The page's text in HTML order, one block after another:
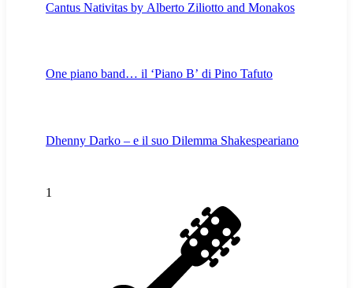
Cantus Nativitas by Alberto Ziliotto and Monakos
One piano band… il ‘Piano B’ di Pino Tafuto
Dhenny Darko – e il suo Dilemma Shakespeariano
1